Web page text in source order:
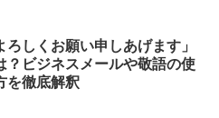
ろしくお願い申しあげます」
？ビジネスメールや敬語の使
を徹底解釈